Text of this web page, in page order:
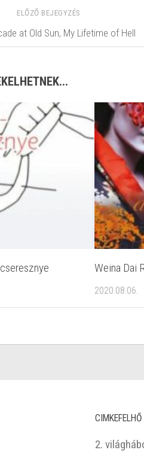
ELŐZŐ BEJEGYZÉS
at Old Sun, My Lifetime of Hell
Weina Dai
2020.08.06.
CIMKEFELHŐ
2.